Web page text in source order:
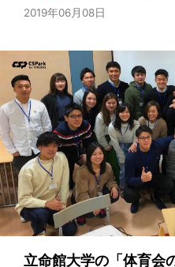
広報
集客 Web
2019年06月08日
立命館大学の「体育会